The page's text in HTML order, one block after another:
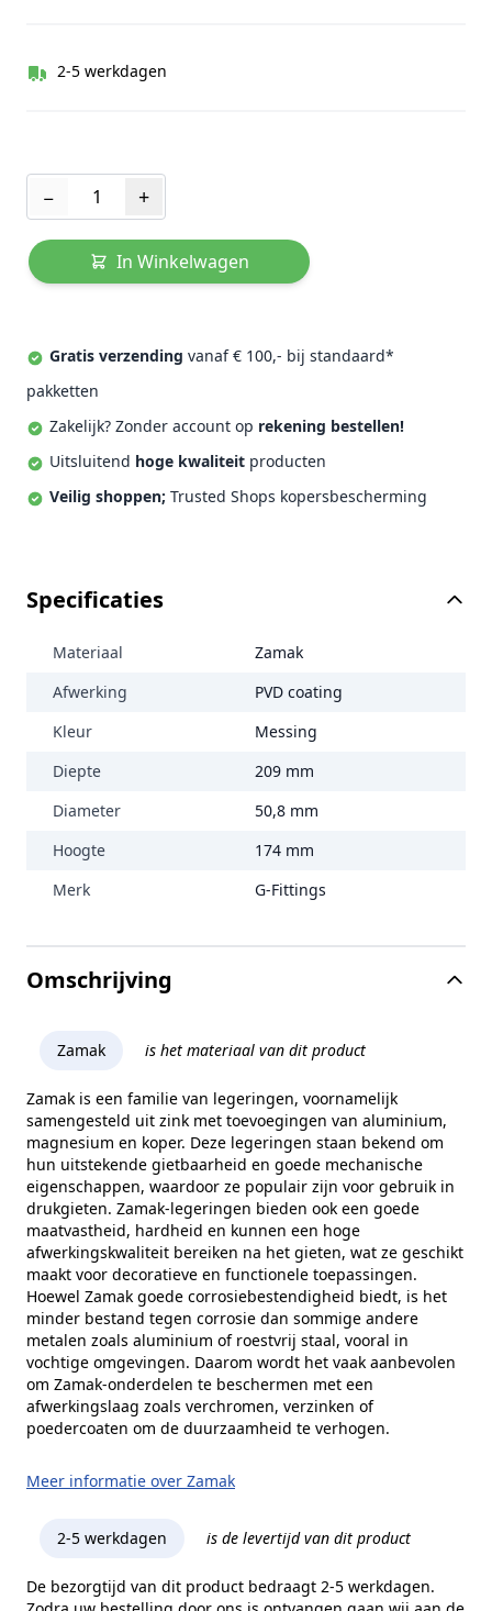
2-5 werkdagen
− +
In Winkelwagen
Gratis verzending vanaf € 100,- bij standaard*
pakketten
Zakelijk? Zonder account op rekening bestellen!
Uitsluitend hoge kwaliteit producten
Veilig shoppen; Trusted Shops kopersbescherming
Specificaties
Materiaal
Zamak
Afwerking
PVD coating
Kleur
Messing
Diepte
209 mm
Diameter
50,8 mm
Hoogte
174 mm
Merk
G-Fittings
Omschrijving
Zamak is het materiaal van dit product
Zamak is een familie van legeringen, voornamelijk
samengesteld uit zink met toevoegingen van aluminium,
magnesium en koper. Deze legeringen staan bekend om
hun uitstekende gietbaarheid en goede mechanische
eigenschappen, waardoor ze populair zijn voor gebruik in
drukgieten. Zamak-legeringen bieden ook een goede
maatvastheid, hardheid en kunnen een hoge
afwerkingskwaliteit bereiken na het gieten, wat ze geschikt
maakt voor decoratieve en functionele toepassingen.
Hoewel Zamak goede corrosiebestendigheid biedt, is het
minder bestand tegen corrosie dan sommige andere
metalen zoals aluminium of roestvrij staal, vooral in
vochtige omgevingen. Daarom wordt het vaak aanbevolen
om Zamak-onderdelen te beschermen met een
afwerkingslaag zoals verchromen, verzinken of
poedercoaten om de duurzaamheid te verhogen.
Meer informatie over Zamak
2-5 werkdagen is de levertijd van dit product
De bezorgtijd van dit product bedraagt 2-5 werkdagen.